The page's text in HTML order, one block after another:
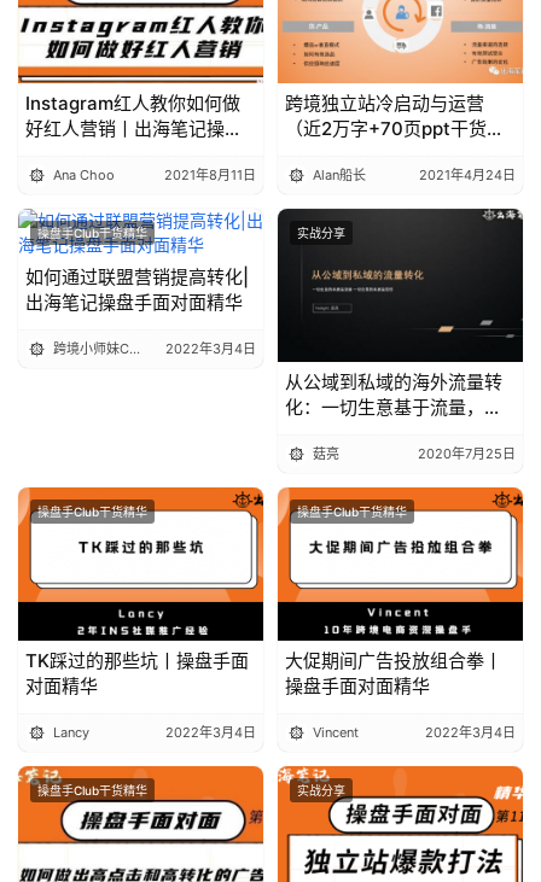
Instagram红人教你如何做
好红人营销丨出海笔记操盘
Ana Choo 2021年8月11日
跨境独立站冷启动与运营
（近2万字+70页ppt干货）
Alan船长 2021年4月24日
操盘手Club干货精华
如何通过联盟营销提高转化|
出海笔记操盘手面对面精华
跨境小师妹Cici 2022年3月4日
实战分享
从公域到私域的海外流量转
化：一切生意基于流量，一
操盘手Club分享精华
菇亮 2020年7月25日
操盘手Club干货精华
TK踩过的那些坑丨操盘手面
对面精华
Lancy 2022年3月4日
操盘手Club干货精华
大促期间广告投放组合拳丨
操盘手面对面精华
Vincent 2022年3月4日
操盘手Club干货精华 实战分享